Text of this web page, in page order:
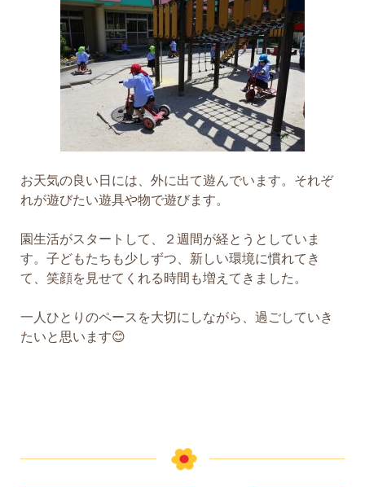
お天気の良い日には、外に出て遊んでいます。それぞ
れが遊びたい遊具や物で遊びます。
園生活がスタートして、２週間が経とうとしていま
す。子どもたちも少しずつ、新しい環境に慣れてき
て、笑顔を見せてくれる時間も増えてきました。
一人ひとりのペースを大切にしながら、過ごしていき
たいと思います😊